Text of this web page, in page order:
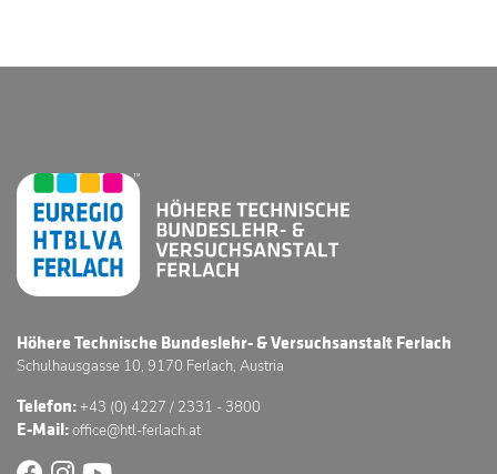
Höhere Technische Bundeslehr- & Versuchsanstalt Ferlach
Schulhausgasse 10, 9170 Ferlach, Austria
Telefon:+43 (0) 4227 / 2331 - 3800
E-Mail:office@htl-ferlach.at